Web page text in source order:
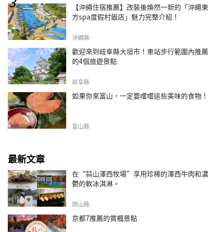
【沖繩住宿推薦】改裝後煥然一新的「沖繩東
方spa度假村飯店」魅力完整介紹！
沖繩縣
歡迎來到岐阜縣大垣市！車站步行範圍內推薦
的4個旅遊景點
岐阜縣
如果你來富山，一定要嚐嚐這些美味的食物！
富山縣
最新文章
在“蒜山澤西牧場”享用珍稀的澤西牛肉和濃
鬱的軟冰淇淋。
岡山縣
京都7推薦的賞楓景點